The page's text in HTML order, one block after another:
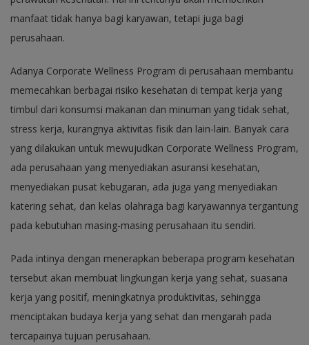
manfaat tidak hanya bagi karyawan, tetapi juga bagi
perusahaan.
Adanya Corporate Wellness Program di perusahaan membantu
memecahkan berbagai risiko kesehatan di tempat kerja yang
timbul dari konsumsi makanan dan minuman yang tidak sehat,
stress kerja, kurangnya aktivitas fisik dan lain-lain. Banyak cara
yang dilakukan untuk mewujudkan Corporate Wellness Program,
ada perusahaan yang menyediakan asuransi kesehatan,
menyediakan pusat kebugaran, ada juga yang menyediakan
katering sehat, dan kelas olahraga bagi karyawannya tergantung
pada kebutuhan masing-masing perusahaan itu sendiri.
Pada intinya dengan menerapkan beberapa program kesehatan
tersebut akan membuat lingkungan kerja yang sehat, suasana
kerja yang positif, meningkatnya produktivitas, sehingga
menciptakan budaya kerja yang sehat dan mengarah pada
tercapainya tujuan perusahaan.